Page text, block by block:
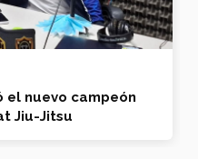
el nuevo campeón
Jiu-Jitsu